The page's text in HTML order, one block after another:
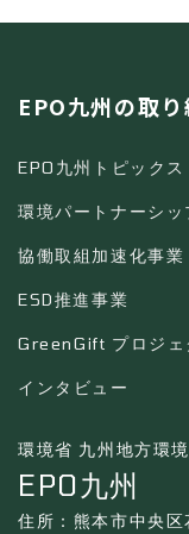
EPO九州の取り
EPO九州トピックス
環境パートナーシッ
協働取組加速化事業
ESD推進事業
GreenGift プロジェ
インタビュー
環境省 九州地方環
EPO九州
住所：熊本市中央